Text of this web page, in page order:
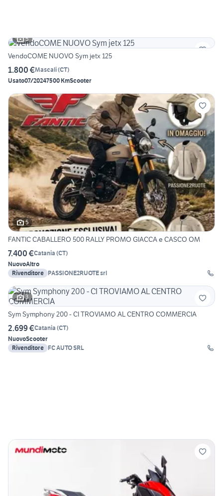
5
VendoCOME NUOVO Sym jetx 125
1.800 €Mascali(CT)
Usato07/20247500 KmScooter
5
FANTIC CABALLERO 500 RALLY PROMO GIACCA e CASCO OM
7.400 €Catania (CT)
NuovoAltro
Rivenditore PASSIONE2RUOTE srl
3
Sym Symphony 200 - CI TROVIAMO AL CENTRO COMMERCIA
2.699 €Catania (CT)
NuovoScooter
Rivenditore FC AUTO SRL